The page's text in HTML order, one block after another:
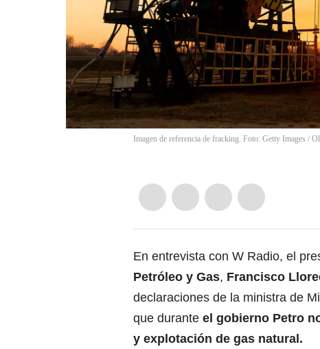
Imagen de referencia de fracking. Foto: Getty Images /
En entrevista con W Radio, el
Petróleo y Gas, Francisco
declaraciones de la ministra de
que durante el gobierno Petro
y explotación de gas natural.